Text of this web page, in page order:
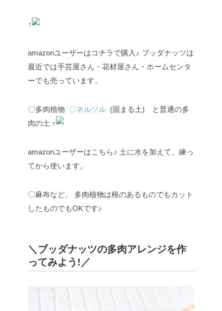
↑
amazonユーザーはコチラで購入♪ ブッダナッツは
最近では手芸屋さん・花材屋さん・ホームセンタ
ーでも売っています。
〇多肉植物 〇ネルソル (固まる土) と普通の多
肉の土 ↑
amazonユーザーはこちら♪ 土に水を加えて、練っ
てから使います。
〇麻布など。
多肉植物は根のあるものでもカット
したものでもOKです♪
＼ブッダナッツの多肉アレンジを作
ってみよう!／